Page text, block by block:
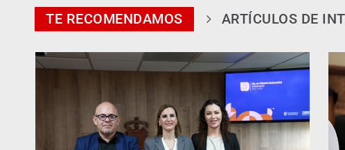
TE RECOMENDAMOS ARTÍCULOS DE